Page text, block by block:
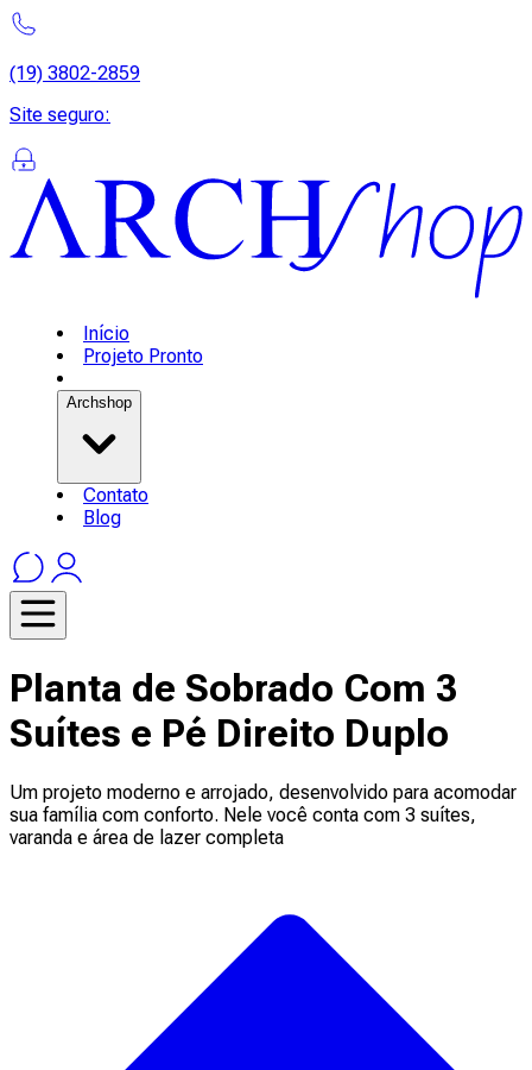
(19) 3802-2859
Site seguro:
Início
Projeto Pronto
Archshop
Contato
Blog
Planta de Sobrado Com 3
Suítes e Pé Direito Duplo
Um projeto moderno e arrojado, desenvolvido para acomodar
sua família com conforto. Nele você conta com 3 suítes,
varanda e área de lazer completa